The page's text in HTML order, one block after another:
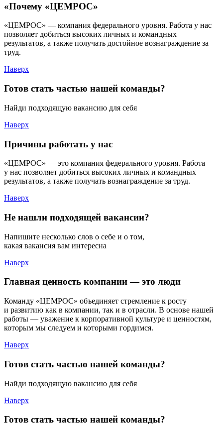
«Почему «ЦЕМРОС»
«ЦЕМРОС» — компания федерального уровня. Работа у нас
позволяет добиться высоких личных и командных
результатов, а также получать достойное вознаграждение за
труд.
Наверх
Готов стать частью нашей команды?
Найди подходящую вакансию для себя
Наверх
Причины работать у нас
«ЦЕМРОС» — это компания федерального уровня. Работа
у нас позволяет добиться высоких личных и командных
результатов, а также получать вознаграждение за труд.
Наверх
Не нашли подходящей вакансии?
Напишите несколько слов о себе и о том,
какая вакансия вам интересна
Наверх
Главная ценность компании — это люди
Команду «ЦЕМРОС» объединяет стремление к росту
и развитию как в компании, так и в отрасли. В основе нашей
работы — уважение к корпоративной культуре и ценностям,
которым мы следуем и которыми гордимся.
Наверх
Готов стать частью нашей команды?
Найди подходящую вакансию для себя
Наверх
Готов стать частью нашей команды?